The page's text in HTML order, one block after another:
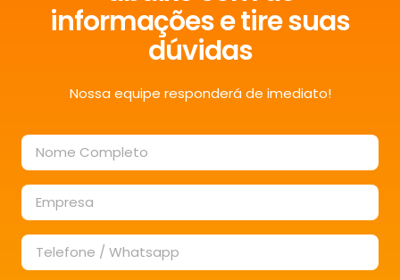
informações e tire suas
dúvidas
Nossa equipe responderá de imediato!